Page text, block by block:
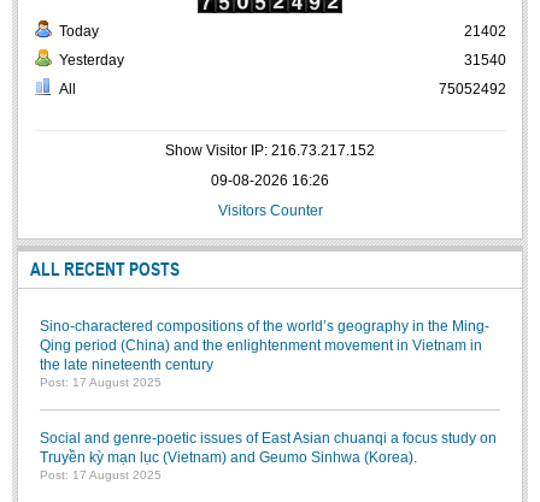
Today
Yesterday
All
21402
31540
75052492
Show Visitor IP: 216.73.217.152
09-08-2026 16:26
Visitors Counter
ALL RECENT POSTS
Sino-charactered compositions of the world’s geography in the Ming-
Qing period (China) and the enlightenment movement in Vietnam in
the late nineteenth century
Post: 17 August 2025
Social and genre-poetic issues of East Asian chuanqi a focus study on
Truyền kỳ mạn lục (Vietnam) and Geumo Sinhwa (Korea).
Post: 17 August 2025